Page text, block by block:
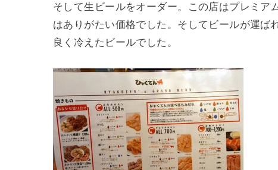
そして生ビールをオーダー。この店はプレミア
はありがたい価格でした。そしてビールが運ば
良く冷えたビールでした。